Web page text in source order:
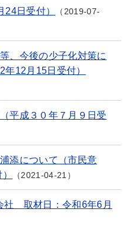
日受付）
2019-07-
、今後の少子化対策に
12月15日受付）
平成３０年７月９日受
添について（市民意
2021-04-21
社 取材日：令和6年6月